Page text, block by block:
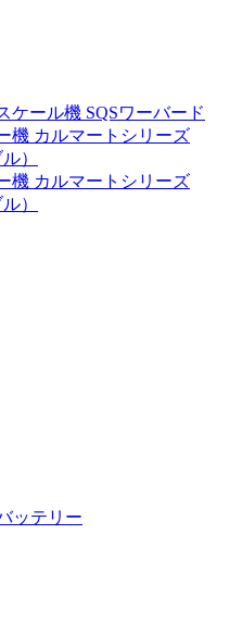
ケール機 SQSワーバード
機 カルマートシリーズ
）
機 カルマートシリーズ
）
ッテリー